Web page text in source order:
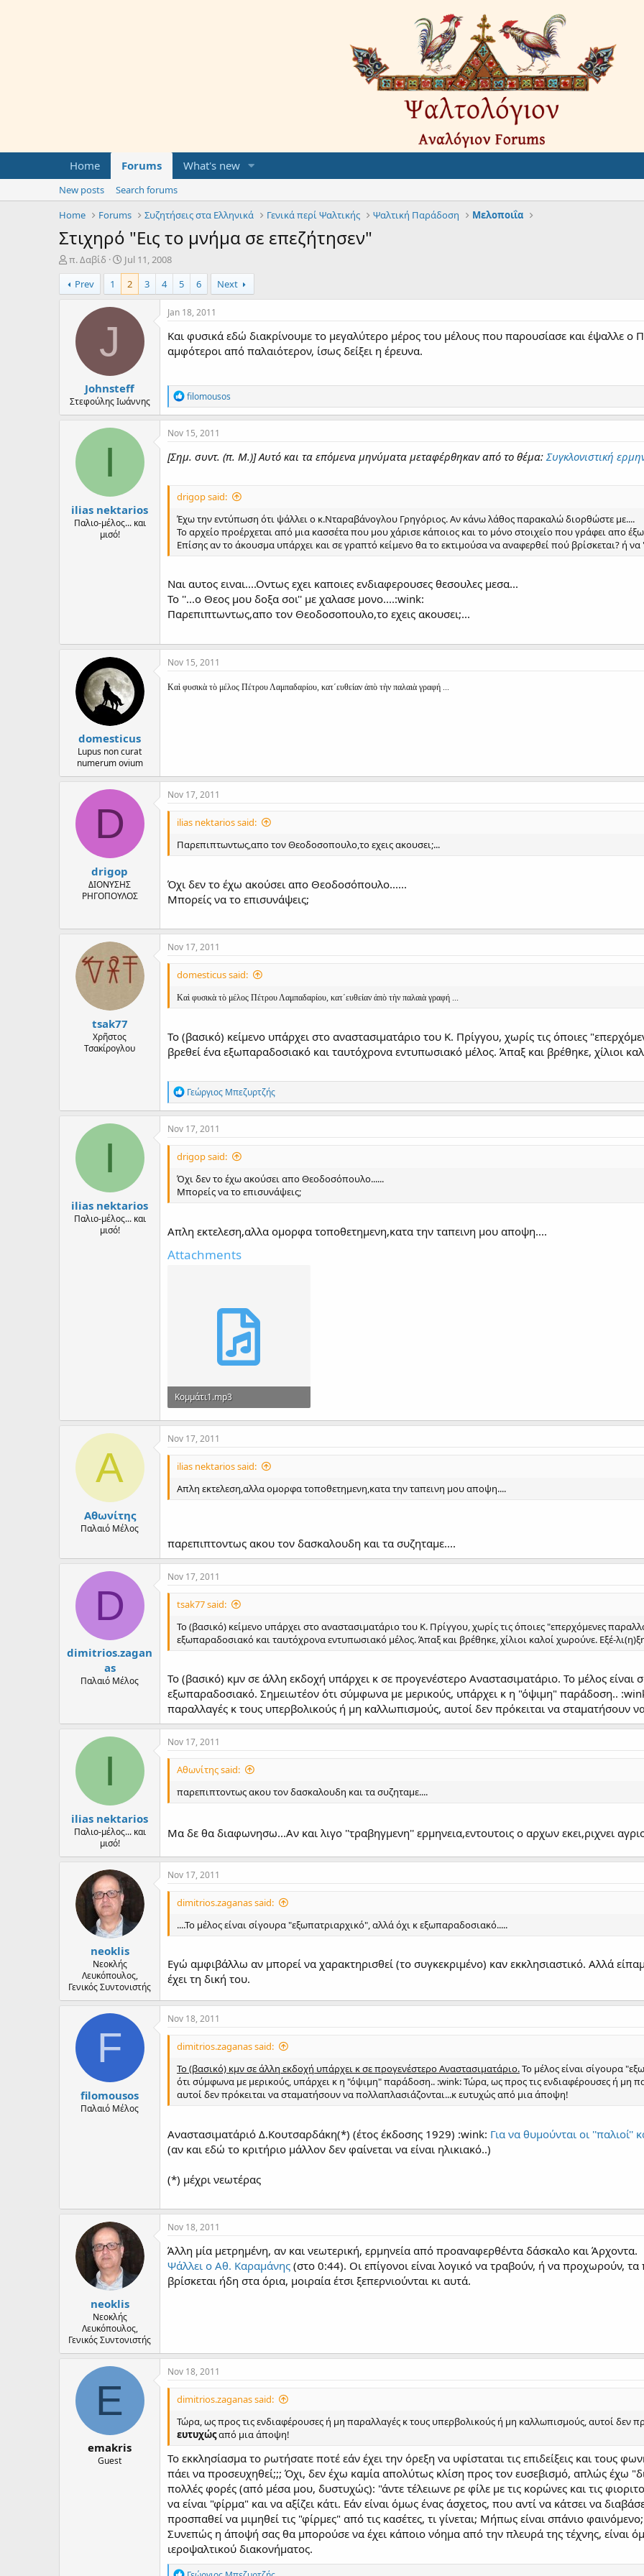
Home Forums What's new
New posts
Search forums
Home
Forums Συζητήσεις στα Ελληνικά Γενικά περί Ψαλτικής Ψαλτική Παράδοση Μελοποιΐα
Στιχηρό "Εις το μνήμα σε επεζήτησεν"
T
h
r
e
e
r
π. Δαβίδ
S
t
a
r
t
Jul 11, 2008
Prev
1 2 3 4 5 6 Next
J
Johnsteff
Στεφούλης Ιωάννης
Jan 18, 2011
Και φυσικά εδώ διακρίνουμε το μεγαλύτερο μέρος του μέλους που παρουσίασε και έψαλλε ο
αμφότεροι από παλαιότερον, ίσως δείξει η έρευνα.
R
e
a
c
i
o
:
filomousos
I
ilias nektarios
Παλιο-μέλος... και
μισό!
Nov 15, 2011
[Σημ. συντ. (π. Μ.)] Αυτό και τα επόμενα μηνύματα μεταφέρθηκαν από το θέμα:Συγκλονιστική
drigop said:
Έχω την εντύπωση ότι ψάλλει ο κ.Νταραβάνογλου Γρηγόριος. Αν κάνω λάθος παρακαλώ διορθώστε με....
Το αρχείο προέρχεται από μια κασσέτα που μου χάρισε κάποιος και το μόνο στοιχείο που γράφει απο έξω
Επίσης αν το άκουσμα υπάρχει και σε γραπτό κείμενο θα το εκτιμούσα να αναφερθεί πού βρίσκεται? ή να
Ναι αυτος ειναι....Οντως εχει καποιες ενδιαφερουσες θεσουλες μεσα...
Το ''...ο Θεος μου δοξα σοι'' με χαλασε μονο....:wink:
Παρεπιπτωντως,απο τον Θεοδοσοπουλο,το εχεις ακουσει;...
domesticus
Lupus non curat
numerum ovium
Nov 15, 2011
Καὶ φυσικὰ τὸ μέλος Πέτρου Λαμπαδαρίου, κατ΄ευθείαν ἀπὸ τὴν παλαιὰ γραφή ...
D
drigop
ΔΙΟΝΥΣΗΣ
ΡΗΓΟΠΟΥΛΟΣ
Nov 17, 2011
ilias nektarios said:
Παρεπιπτωντως,απο τον Θεοδοσοπουλο,το εχεις ακουσει;...
Όχι δεν το έχω ακούσει απο Θεοδοσόπουλο......
Μπορείς να το επισυνάψεις;
tsak77
Χρῆστος
Τσακίρογλου
Nov 17, 2011
domesticus said:
Καὶ φυσικὰ τὸ μέλος Πέτρου Λαμπαδαρίου, κατ΄ευθείαν ἀπὸ τὴν παλαιὰ γραφή ...
Το (βασικό) κείμενο υπάρχει στο αναστασιματάριο του Κ. Πρίγγου, χωρίς τις όποιες
βρεθεί ένα εξωπαραδοσιακό και ταυτόχρονα εντυπωσιακό μέλος. Άπαξ και βρέθηκε, χίλιοι
R
e
a
c
o
s
:
Γεώργιος Μπεζυρτζής
I
ilias nektarios
Παλιο-μέλος... και
μισό!
Nov 17, 2011
drigop said:
Όχι δεν το έχω ακούσει απο Θεοδοσόπουλο......
Μπορείς να το επισυνάψεις;
Απλη εκτελεση,αλλα ομορφα τοποθετημενη,κατα την ταπεινη μου αποψη....
Attachments
Κομμάτι1.mp3
3.4 MB · Views: 146
Α
Αθωνίτης
Παλαιό Μέλος
Nov 17, 2011
ilias nektarios said:
Απλη εκτελεση,αλλα ομορφα τοποθετημενη,κατα την ταπεινη μου αποψη....
παρεπιπτοντως ακου τον δασκαλουδη και τα συζηταμε....
D
dimitrios.zagan
as
Παλαιό Μέλος
Nov 17, 2011
tsak77 said:
Το (βασικό) κείμενο υπάρχει στο αναστασιματάριο του Κ. Πρίγγου, χωρίς τις όποιες "επερχόμενες
εξωπαραδοσιακό και ταυτόχρονα εντυπωσιακό μέλος. Άπαξ και βρέθηκε, χίλιοι καλοί χωρούνε. Εξέ-
Το (βασικό) κμν σε άλλη εκδοχή υπάρχει κ σε προγενέστερο Αναστασιματάριο. Το μέλος είναι
εξωπαραδοσιακό. Σημειωτέον ότι σύμφωνα με μερικούς, υπάρχει κ η "όψιμη" παράδοση..
παραλλαγές κ τους υπερβολικούς ή μη καλλωπισμούς, αυτοί δεν πρόκειται να σταματήσουν
I
ilias nektarios
Παλιο-μέλος... και
μισό!
Nov 17, 2011
Αθωνίτης said:
παρεπιπτοντως ακου τον δασκαλουδη και τα συζηταμε....
Μα δε θα διαφωνησω...Αν και λιγο ''τραβηγμενη'' ερμηνεια,εντουτοις ο αρχων εκει,ριχνει
neoklis
Νεοκλής
Λευκόπουλος,
Γενικός Συντονιστής
Nov 17, 2011
dimitrios.zaganas said:
....Το μέλος είναι σίγουρα "εξωπατριαρχικό", αλλά όχι κ εξωπαραδοσιακό.....
Εγώ αμφιβάλλω αν μπορεί να χαρακτηρισθεί (το συγκεκριμένο) καν εκκλησιαστικό. Αλλά
έχει τη δική του.
F
filomousos
Παλαιό Μέλος
Nov 18, 2011
dimitrios.zaganas said:
Το (βασικό) κμν σε άλλη εκδοχή υπάρχει κ σε προγενέστερο Αναστασιματάριο.Το μέλος είναι σίγουρα
ότι σύμφωνα με μερικούς, υπάρχει κ η "όψιμη" παράδοση.. :wink: Τώρα, ως προς τις ενδιαφέρουσες ή μη
αυτοί δεν πρόκειται να σταματήσουν να πολλαπλασιάζονται...κ ευτυχώς από μια άποψη!
Αναστασιματάριό Δ.Κουτσαρδάκη(*) (έτος έκδοσης 1929) :wink: Για να θυμούνται οι ''παλιοί''
(αν και εδώ το κριτήριο μάλλον δεν φαίνεται να είναι ηλικιακό..)
(*) μέχρι νεωτέρας
neoklis
Νεοκλής
Λευκόπουλος,
Γενικός Συντονιστής
Nov 18, 2011
Άλλη μία μετρημένη, αν και νεωτερική, ερμηνεία από προαναφερθέντα δάσκαλο και Άρχοντα.
Ψάλλει ο Αθ. Καραμάνης (στο 0:44). Οι επίγονοι είναι λογικό να τραβούν, ή να προχωρούν,
βρίσκεται ήδη στα όρια, μοιραία έτσι ξεπερνιούνται κι αυτά.
E
emakris
Guest
Nov 18, 2011
dimitrios.zaganas said:
Τώρα, ως προς τις ενδιαφέρουσες ή μη παραλλαγές κ τους υπερβολικούς ή μη καλλωπισμούς, αυτοί δεν
ευτυχώςαπό μια άποψη!
Το εκκλησίασμα το ρωτήσατε ποτέ εάν έχει την όρεξη να υφίσταται τις επιδείξεις και τους
πάει να προσευχηθεί;;; Όχι, δεν έχω καμία απολύτως κλίση προς τον ευσεβισμό, απλώς έχω
πολλές φορές (από μέσα μου, δυστυχώς): "άντε τέλειωνε ρε φίλε με τις κορώνες και τις
να είναι "φίρμα" και να αξίζει κάτι. Εάν είναι όμως ένας άσχετος, που αντί να κάτσει να
προσπαθεί να μιμηθεί τις "φίρμες" από τις κασέτες, τι γίνεται; Μήπως είναι σπάνιο φαινόμενο;
Συνεπώς η άποψή σας θα μπορούσε να έχει κάποιο νόημα από την πλευρά της τέχνης, είναι
ιεροψαλτικού διακονήματος.